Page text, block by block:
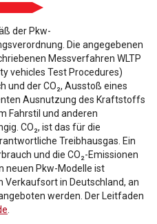
der Pkw-
Die angegebenen
Messverfahren WLTP
vehicles Test Procedures)
der CO₂, Ausstoß eines
Ausnutzung des Kraftstoffs
Fahrstil und anderen
CO₂, ist das für die
Treibhausgas. Ein
und die CO₂-Emissionen
neuen Pkw-Modelle ist
Verkaufsort in Deutschland, an
werden. Der Leitfaden
.